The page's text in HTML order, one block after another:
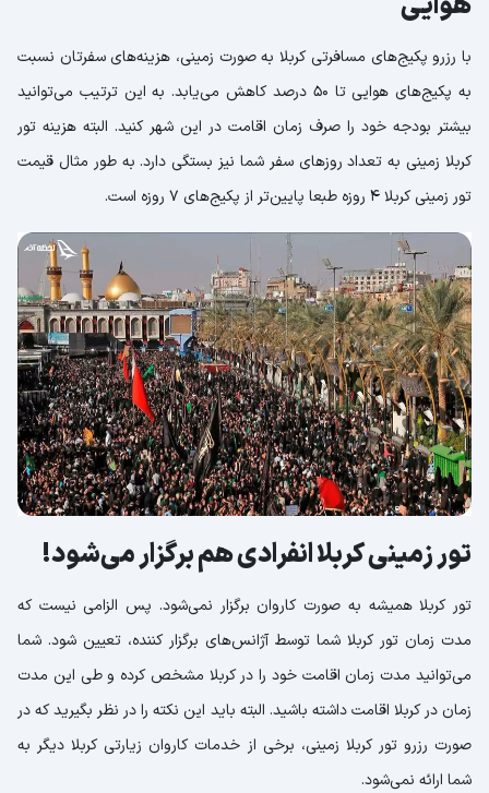
با رزرو پکیج‌های مسافرتی کربلا به صورت زمینی، هزینه‌های سفرتان نسبت
به پکیج‌های هوایی تا 50 درصد کاهش می‌یابد. به این ترتیب می‌توانید
بیشتر بودجه خود را صرف زمان اقامت در این شهر کنید. البته هزینه تور
کربلا زمینی به تعداد روزهای سفر شما نیز بستگی دارد. به طور مثال قیمت
تور زمینی کربلا 4 روزه طبعا پایین‌تر از پکیج‌های 7 روزه است.
تور زمینی کربلا انفرادی هم برگزار می‌شود!
تور کربلا همیشه به صورت کاروان برگزار نمی‌شود. پس الزامی نیست که
مدت زمان تور کربلا شما توسط آژانس‌های برگزار کننده، تعیین شود. شما
می‌توانید مدت زمان اقامت خود را در کربلا مشخص کرده و طی این مدت
زمان در کربلا اقامت داشته باشید. البته باید این نکته را در نظر بگیرید که در
صورت رزرو تور کربلا زمینی، برخی از خدمات کاروان زیارتی کربلا دیگر به
شما ارائه نمی‌شود.